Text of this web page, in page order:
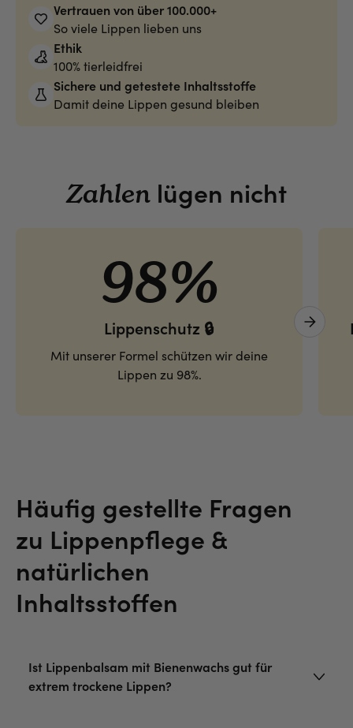
Vertrauen von über 100.000+
So viele Lippen lieben uns
Ethik
100% tierleidfrei
Sichere und getestete Inhaltsstoffe
Damit deine Lippen gesund bleiben
Zahlen lügen nicht
98%
Lippenschutz 🔒
Mit unserer Formel schützen wir deine
Lippen zu 98%.
Next
Häufig gestellte Fragen
zu Lippenpflege &
natürlichen
Inhaltsstoffen
Ist Lippenbalsam mit Bienenwachs gut für
extrem trockene Lippen?